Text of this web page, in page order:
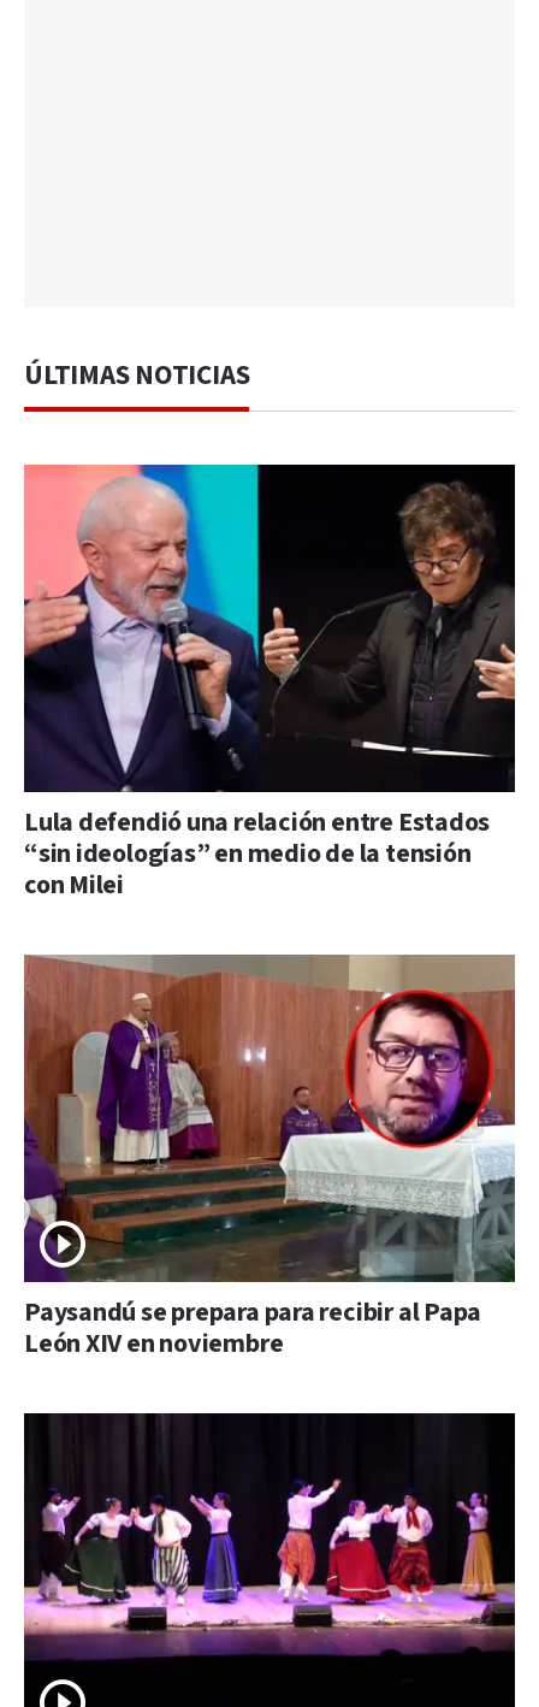
ÚLTIMAS NOTICIAS
Lula defendió una relación entre Estados
“sin ideologías” en medio de la tensión
con Milei
Paysandú se prepara para recibir al Papa
León XIV en noviembre